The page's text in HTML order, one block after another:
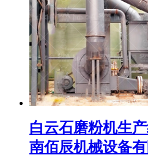
白云石磨粉机生
南佰辰机械设备有